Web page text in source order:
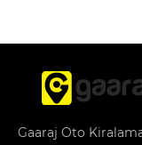
Gaaraj Oto